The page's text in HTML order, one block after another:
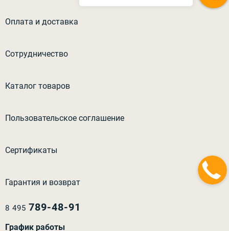
Оплата и доставка
Сотрудничество
Каталог товаров
Пользовательское соглашение
Сертификаты
Гарантия и возврат
8 495 789-48-91
График работы